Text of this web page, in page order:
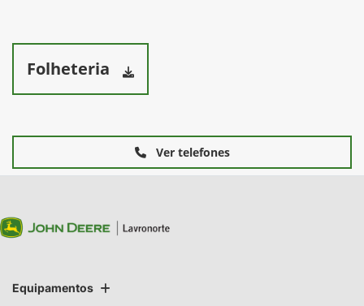
Folheteria
Ver telefones
Equipamentos